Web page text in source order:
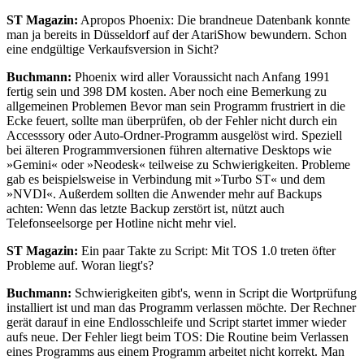
ST Magazin: Apropos Phoenix: Die brandneue Datenbank konnte
man ja bereits in Düsseldorf auf der AtariShow bewundern. Schon
eine endgültige Verkaufsversion in Sicht?
Buchmann: Phoenix wird aller Voraussicht nach Anfang 1991
fertig sein und 398 DM kosten. Aber noch eine Bemerkung zu
allgemeinen Problemen Bevor man sein Programm frustriert in die
Ecke feuert, sollte man überprüfen, ob der Fehler nicht durch ein
Accesssory oder Auto-Ordner-Programm ausgelöst wird. Speziell
bei älteren Programmversionen führen alternative Desktops wie
»Gemini« oder »Neodesk« teilweise zu Schwierigkeiten. Probleme
gab es beispielsweise in Verbindung mit »Turbo ST« und dem
»NVDI«. Außerdem sollten die Anwender mehr auf Backups
achten: Wenn das letzte Backup zerstört ist, nützt auch
Telefonseelsorge per Hotline nicht mehr viel.
ST Magazin: Ein paar Takte zu Script: Mit TOS 1.0 treten öfter
Probleme auf. Woran liegt's?
Buchmann: Schwierigkeiten gibt's, wenn in Script die Wortprüfung
installiert ist und man das Programm verlassen möchte. Der Rechner
gerät darauf in eine Endlosschleife und Script startet immer wieder
aufs neue. Der Fehler liegt beim TOS: Die Routine beim Verlassen
eines Programms aus einem Programm arbeitet nicht korrekt. Man